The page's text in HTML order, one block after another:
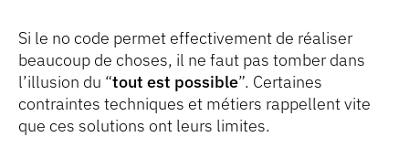
Si le no code permet effectivement de réaliser
beaucoup de choses, il ne faut pas tomber dans
l’illusion du “tout est possible”. Certaines
contraintes techniques et métiers rappellent vite
que ces solutions ont leurs limites.